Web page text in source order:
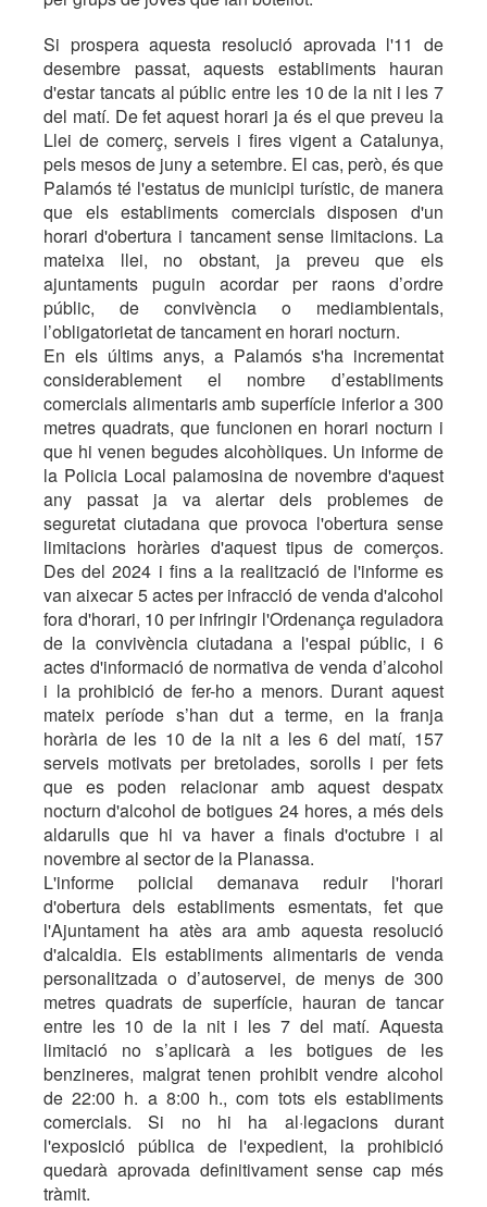
Si prospera aquesta resolució aprovada l'11 de
desembre passat, aquests establiments hauran
d'estar tancats al públic entre les 10 de la nit i les 7
del matí. De fet aquest horari ja és el que preveu la
Llei de comerç, serveis i fires vigent a Catalunya,
pels mesos de juny a setembre. El cas, però, és que
Palamós té l'estatus de municipi turístic, de manera
que els establiments comercials disposen d'un
horari d'obertura i tancament sense limitacions. La
mateixa llei, no obstant, ja preveu que els
ajuntaments puguin acordar per raons d’ordre
públic, de convivència o mediambientals,
l’obligatorietat de tancament en horari nocturn.
En els últims anys, a Palamós s'ha incrementat
considerablement el nombre d’establiments
comercials alimentaris amb superfície inferior a 300
metres quadrats, que funcionen en horari nocturn i
que hi venen begudes alcohòliques. Un informe de
la Policia Local palamosina de novembre d'aquest
any passat ja va alertar dels problemes de
seguretat ciutadana que provoca l'obertura sense
limitacions horàries d'aquest tipus de comerços.
Des del 2024 i fins a la realització de l'informe es
van aixecar 5 actes per infracció de venda d'alcohol
fora d'horari, 10 per infringir l'Ordenança reguladora
de la convivència ciutadana a l'espai públic, i 6
actes d'informació de normativa de venda d’alcohol
i la prohibició de fer-ho a menors. Durant aquest
mateix període s’han dut a terme, en la franja
horària de les 10 de la nit a les 6 del matí, 157
serveis motivats per bretolades, sorolls i per fets
que es poden relacionar amb aquest despatx
nocturn d'alcohol de botigues 24 hores, a més dels
aldarulls que hi va haver a finals d'octubre i al
novembre al sector de la Planassa.
L'informe policial demanava reduir l'horari
d'obertura dels establiments esmentats, fet que
l'Ajuntament ha atès ara amb aquesta resolució
d'alcaldia. Els establiments alimentaris de venda
personalitzada o d’autoservei, de menys de 300
metres quadrats de superfície, hauran de tancar
entre les 10 de la nit i les 7 del matí. Aquesta
limitació no s’aplicarà a les botigues de les
benzineres, malgrat tenen prohibit vendre alcohol
de 22:00 h. a 8:00 h., com tots els establiments
comercials. Si no hi ha al·legacions durant
l'exposició pública de l'expedient, la prohibició
quedarà aprovada definitivament sense cap més
tràmit.